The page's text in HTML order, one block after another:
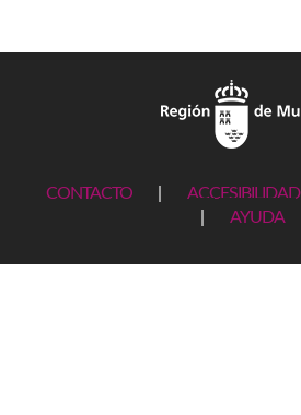
CONTACTO ACCESIBILIDAD
AYUDA